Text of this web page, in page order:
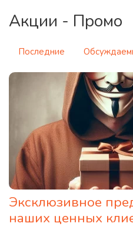
Акции - Промо
Последние
Эксклюзивное
наших ценных